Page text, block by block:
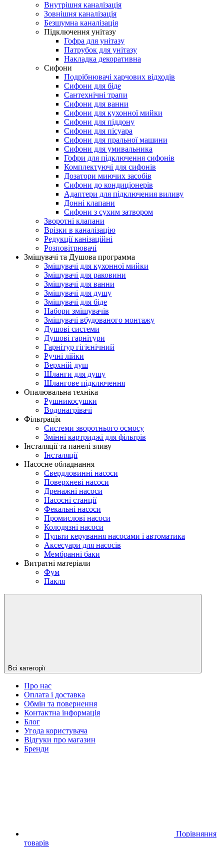
Внутрішня каналізація
Зовнішня каналізація
Безшумна каналізація
Підключення унітазу
Гофра для унітазу
Патрубок для унітазу
Накладка декоративна
Сифони
Подрібнювачі харчових відходів
Сифони для біде
Сантехнічні трапи
Сифони для ванни
Сифони для кухонної мийки
Сифони для піддону
Сифони для пісуара
Сифони для пральної машини
Сифони для умивальника
Гофри для підключення сифонів
Комплектуючі для сифонів
Дозатори миючих засобів
Сифони до кондиціонерів
Адаптери для підключения виливу
Донні клапани
Сифони з сухим затвором
Зворотні клапани
Врізки в каналізацію
Редукції канізаційні
Розповітрювачі
Змішувачі та Душова программа
Змішувачі для кухонної мийки
Змішувачі для раковини
Змішувачі для ванни
Змішувачі для душу
Змішувачі для біде
Набори змішувачів
Змішувачі вбудованого монтажу
Душові системи
Душові гарнітури
Гарнітур гігієнічний
Ручні лійки
Верхній душ
Шланги для душу
Шлангове підключення
Опалювальна техніка
Рушникосушки
Водонагрівачі
Фільтрація
Системи зворотнього осмосу
Змінні картриджі для фільтрів
Інсталяції та панелі зливу
Інсталяції
Насосне обладнання
Свердловинні насоси
Поверхневі насоси
Дренажні насоси
Насосні станції
Фекальні насоси
Промислові насоси
Колодязні насоси
Пульти керування насосами і автоматика
Аксесуари для насосів
Мембранні баки
Витратні матеріали
Фум
Пакля
Всі категорії
Про нас
Оплата і доставка
Обмін та повернення
Контактна інформація
Блог
Угода користувача
Відгуки про магазин
Бренди
Порівняння
товарів